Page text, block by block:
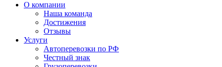
О компании
Наша команда
Достижения
Отзывы
Услуги
Автоперевозки по РФ
Честный знак